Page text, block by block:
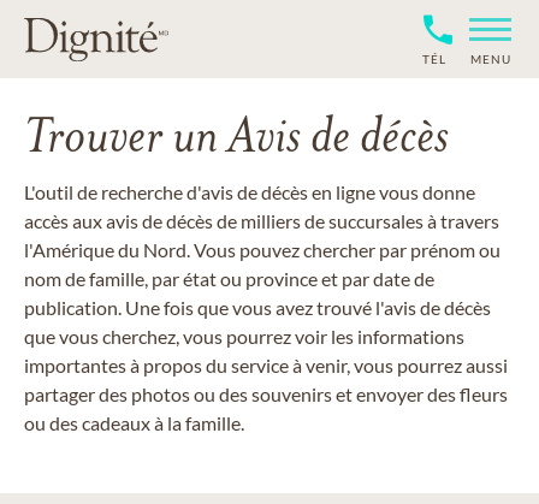
TÉL MENU
Trouver un Avis de décès
L'outil de recherche d'avis de décès en ligne vous donne
accès aux avis de décès de milliers de succursales à travers
l'Amérique du Nord. Vous pouvez chercher par prénom ou
nom de famille, par état ou province et par date de
publication. Une fois que vous avez trouvé l'avis de décès
que vous cherchez, vous pourrez voir les informations
importantes à propos du service à venir, vous pourrez aussi
partager des photos ou des souvenirs et envoyer des fleurs
ou des cadeaux à la famille.